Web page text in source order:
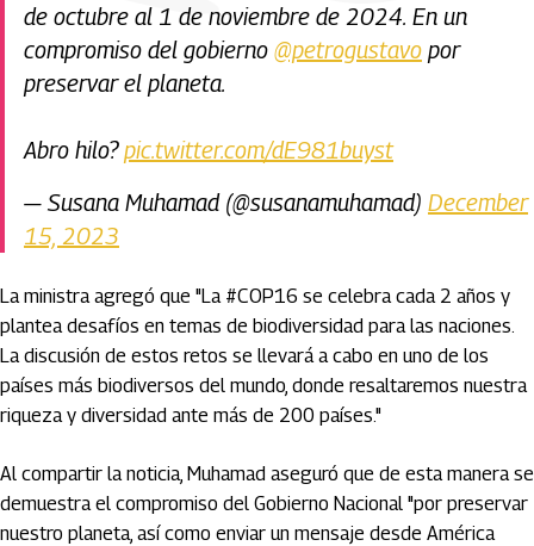
de octubre al 1 de noviembre de 2024. En un
compromiso del gobierno @petrogustavo por
preservar el planeta.
Abro hilo?pic.twitter.com/dE981buyst
— Susana Muhamad (@susanamuhamad) December
15, 2023
La ministra agregó que "La #COP16 se celebra cada 2 años y
plantea desafíos en temas de biodiversidad para las naciones.
La discusión de estos retos se llevará a cabo en uno de los
países más biodiversos del mundo, donde resaltaremos nuestra
riqueza y diversidad ante más de 200 países."
Al compartir la noticia, Muhamad aseguró que de esta manera se
demuestra el compromiso del Gobierno Nacional "por preservar
nuestro planeta, así como enviar un mensaje desde América